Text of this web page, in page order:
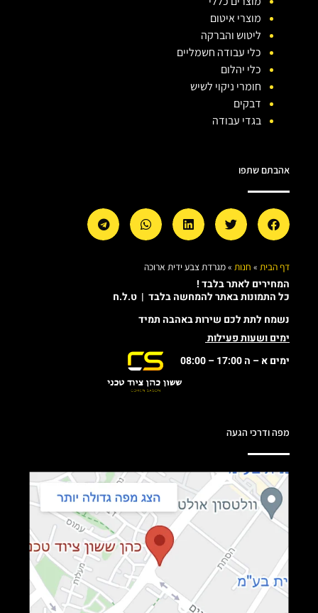
מוצרי איטום
ליטוש והברקה
כלי עבודה חשמליים
כלי יהלום
חומרי ניקוי לשיש
דבקים
בגדי עבודה
אהבתם שתפו
דף הבית » חנות »מגרדת צבע ידית ארוכה
המחירים לאתר בלבד !
כל התמונות באתר להמחשה בלבד | ט.ל.ח
נשמח לתת לכם שירות באהבה תמיד
ימים ושעות פעילות
ימים א – ה 17:00 – 08:00
מפה ודרכי הגעה